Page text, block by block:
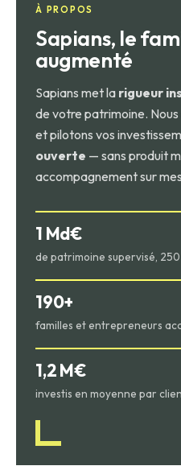
bon investissement
À PROPOS
Sapians, le
augmenté
Sapians met la rigueur
de votre patrimoine.
et pilotons vos
ouverte — sans produit
accompagnement sur
1 Md€
de patrimoine supervisé,
190+
familles et entrepreneurs
1,2 M€
investis en moyenne par